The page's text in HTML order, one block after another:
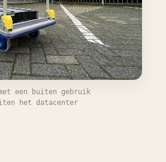
een buiten gebruik
het datacenter